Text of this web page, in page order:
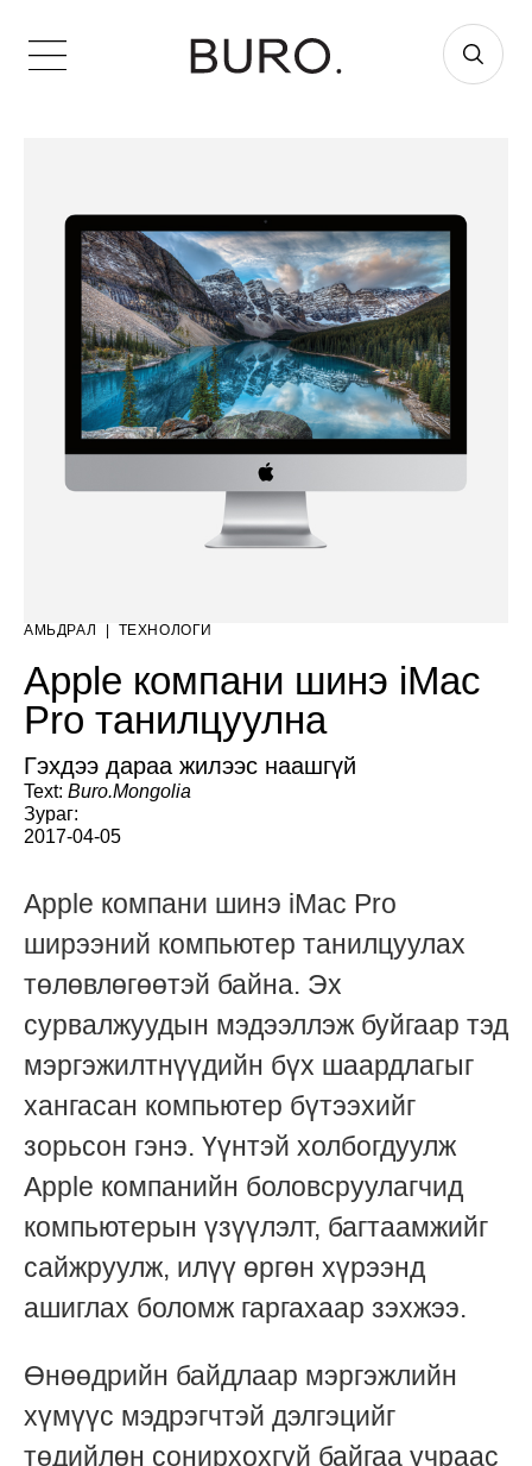
АМЬДРАЛ ТЕХНОЛОГИ
Apple компани шинэ iMac
Pro танилцуулна
Гэхдээ дараа жилээс наашгүй
Text: Buro.Mongolia
Зураг:
2017-04-05
Apple компани шинэ iMac Pro
ширээний компьютер танилцуулах
төлөвлөгөөтэй байна. Эх
сурвалжуудын мэдээллэж буйгаар тэд
мэргэжилтнүүдийн бүх шаардлагыг
хангасан компьютер бүтээхийг
зорьсон гэнэ. Үүнтэй холбогдуулж
Apple компанийн боловсруулагчид
компьютерын үзүүлэлт, багтаамжийг
сайжруулж, илүү өргөн хүрээнд
ашиглах боломж гаргахаар зэхжээ.
Өнөөдрийн байдлаар мэргэжлийн
хүмүүс мэдрэгчтэй дэлгэцийг
төдийлөн сонирхохгүй байгаа учраас